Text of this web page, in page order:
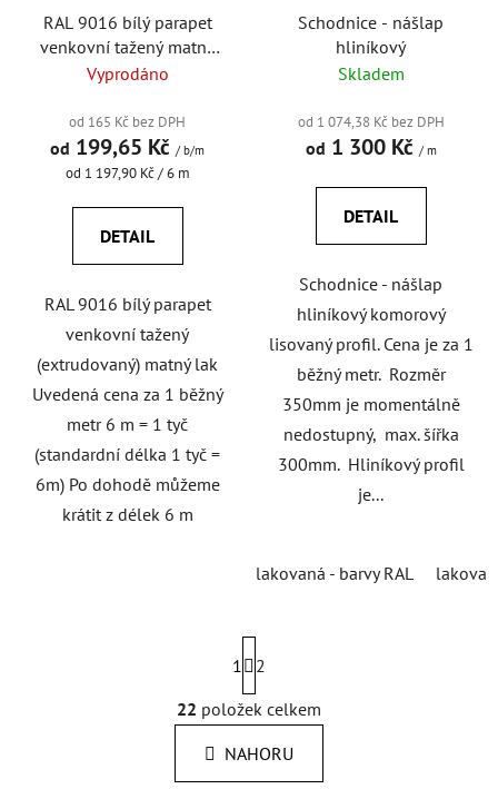
RAL 9016 bílý parapet
venkovní tažený matný
povrch
Vyprodáno
od 165 Kč bez DPH
od 199,65 Kč / b/m
Měrná
od 1 197,90 Kč / 6 m
DETAIL
RAL 9016 bílý parapet
venkovní tažený
(extrudovaný) matný lak
Uvedená cena za 1 běžný
metr 6 m = 1 tyč
(standardní délka 1 tyč =
6m) Po dohodě můžeme
krátit z délek 6 m
Schodnice - nášlap
hliníkový
Skladem
od 1 074,38 Kč bez DPH
od 1 300 Kč / m
DETAIL
Schodnice - nášlap
hliníkový komorový
lisovaný profil. Cena je za 1
běžný metr. Rozměr
350mm je momentálně
nedostupný, max. šířka
300mm. Hliníkový profil
je...
lakovaná - barvy RAL
O
v
l
S
t
r
á
n
k
1
2
22 položek celkem
NAHORU